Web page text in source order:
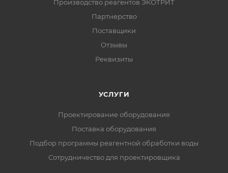
Производство реагентов ЭКОТРИТ
Партнерство
Поставщики
Отзывы
Реквизиты
УСЛУГИ
Проектирование оборудования
Поставка оборудования
Подбор программы реагентной обработки воды
Сотрудничество для проектировщика